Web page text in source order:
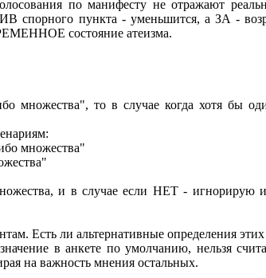
по манифесту не отражают
спорного пункта - уменьшится, а ЗА -
состояние атеизма.
множества", то в случае когда хотя бы
множества"
и в случае если НЕТ -
Есть ли альтернативные определения
в анкете по умолчанию, нельзя
на важность мнения остальных.